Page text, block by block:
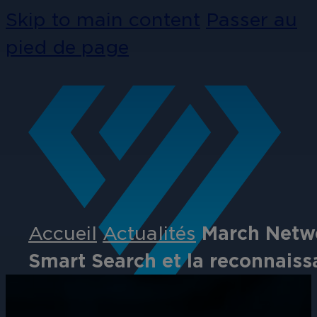
Accueil Actualités March
Smart Search et la